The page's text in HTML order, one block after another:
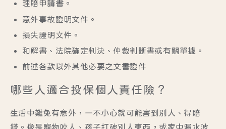
理賠申請書。
意外事故證明文件。
損失證明文件。
和解書、法院確定判決、仲裁判斷書或有關單據。
前述各款以外其他必要之文書證件
哪些人適合投保個人責任險？
生活中難免有意外，一不小心就可能害到別人、得賠
錢。像是寵物咬人、孩子打破別人東西，或家中漏水波